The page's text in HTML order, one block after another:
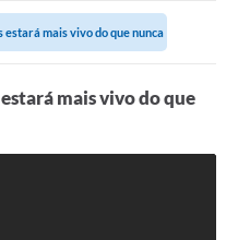
estará mais vivo do que nunca
mais vivo do que